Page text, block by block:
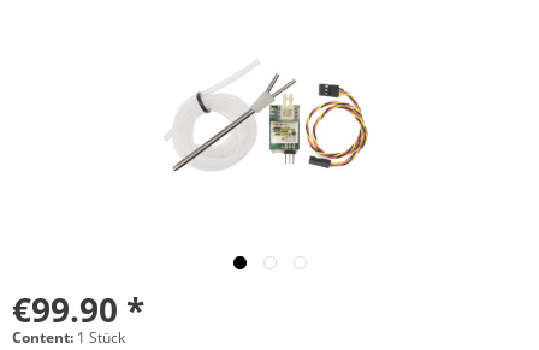
€99.90 *
Content: 1 Stück